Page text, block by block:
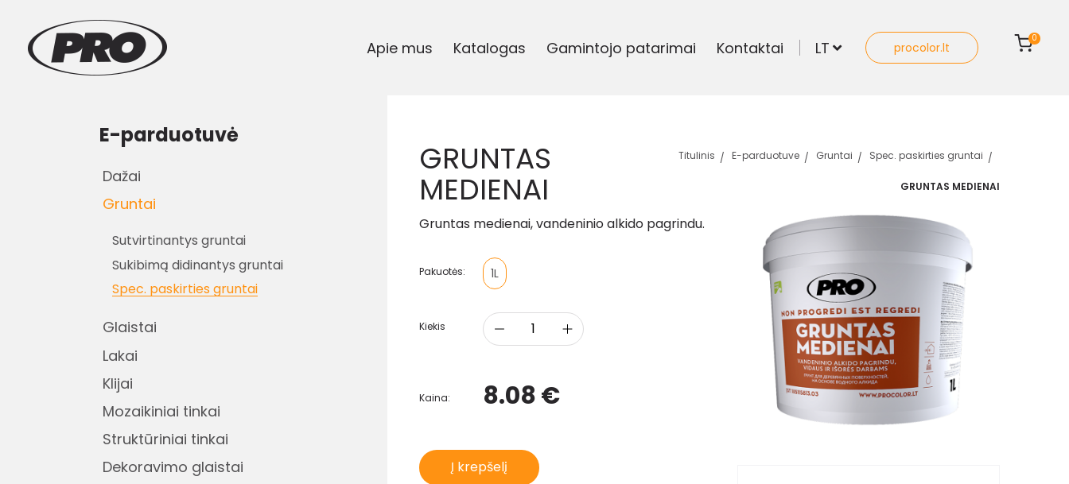
Apie mus Katalogas Gamintojo patarimai Kontaktai LT procolor.lt
0
E-parduotuvė
Dažai
Gruntai
Sutvirtinantys gruntai
Sukibimą didinantys gruntai
Spec. paskirties gruntai
Glaistai
Lakai
Klijai
Mozaikiniai tinkai
Struktūriniai tinkai
Dekoravimo glaistai
GRUNTAS
MEDIENAI
Titulinis E-parduotuve Gruntai Spec. paskirties gruntai
GRUNTAS MEDIENAI
Gruntas medienai, vandeninio alkido pagrindu.
Pakuotės: 1L
Kiekis
Kaina: 8.08 €
Į krepšelį